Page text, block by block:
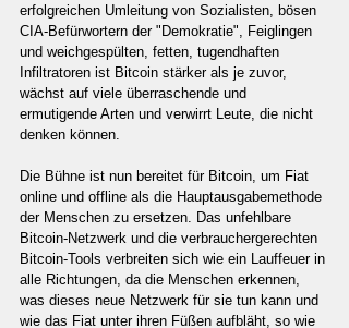
erfolgreichen Umleitung von Sozialisten, bösen
CIA-Befürwortern der "Demokratie", Feiglingen
und weichgespülten, fetten, tugendhaften
Infiltratoren ist Bitcoin stärker als je zuvor,
wächst auf viele überraschende und
ermutigende Arten und verwirrt Leute, die nicht
denken können.
Die Bühne ist nun bereitet für Bitcoin, um Fiat
online und offline als die Hauptausgabemethode
der Menschen zu ersetzen. Das unfehlbare
Bitcoin-Netzwerk und die verbrauchergerechten
Bitcoin-Tools verbreiten sich wie ein Lauffeuer in
alle Richtungen, da die Menschen erkennen,
was dieses neue Netzwerk für sie tun kann und
wie das Fiat unter ihren Füßen aufbläht, so wie